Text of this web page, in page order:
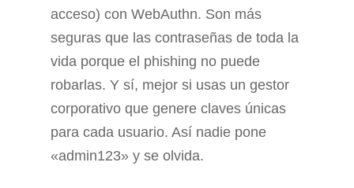
acceso) con WebAuthn. Son más
seguras que las contraseñas de toda la
vida porque el phishing no puede
robarlas. Y sí, mejor si usas un gestor
corporativo que genere claves únicas
para cada usuario. Así nadie pone
«admin123» y se olvida.